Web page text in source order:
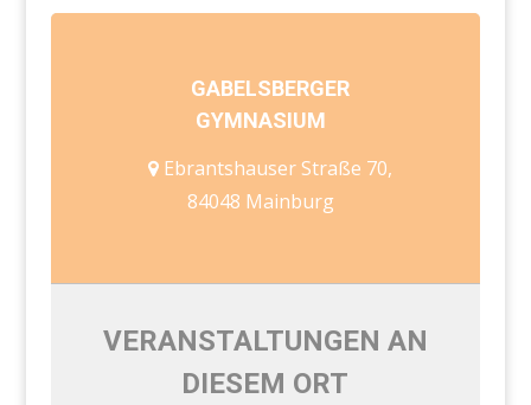
GABELSBERGER
GYMNASIUM
Ebrantshauser Straße 70,
84048 Mainburg
VERANSTALTUNGEN AN
DIESEM ORT